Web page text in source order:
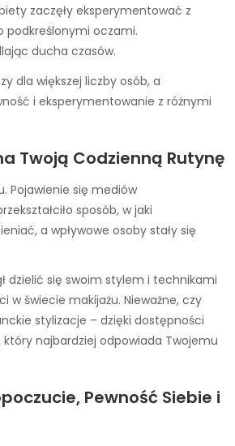
zaczęły eksperymentować z
podkreślonymi oczami.
ducha czasów.
dla większej liczby osób, a
i eksperymentowanie z różnymi
Twoją Codzienną Rutynę
Pojawienie się mediów
sposób, w jaki
a wpływowe osoby stały się
dzielić się swoim stylem i technikami
w świecie makijażu. Nieważne, czy
stylizacje – dzięki dostępności
najbardziej odpowiada Twojemu
Pewność Siebie i